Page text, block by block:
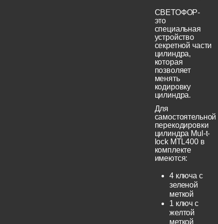
СВЕТОФОР-
это
специальная
устройство
секретной части
цилиндра,
которая
позволяет
менять
кодировку
цилиндра.
Для
самостоятельной
перекодировки
цилиндра Mul-t-
lock MTL400 в
комплекте
имеются:
4 ключа с
зеленой
меткой
1 ключ с
желтой
меткой